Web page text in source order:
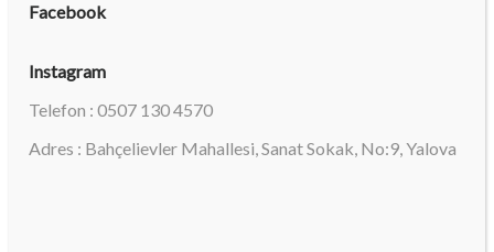
Facebook
Instagram
Telefon : 0507 130 4570
Adres : Bahçelievler Mahallesi, Sanat Sokak, No:9, Yalova